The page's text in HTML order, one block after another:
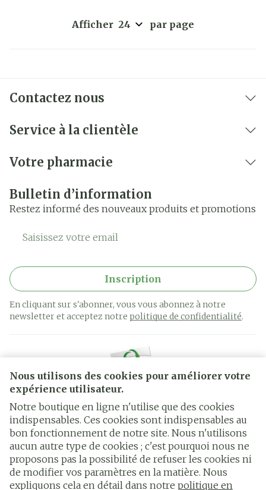
Nous utilisons des cookies pour améliorer votre
expérience utilisateur.
Notre boutique en ligne n'utilise que des cookies
indispensables. Ces cookies sont indispensables au
bon fonctionnement de notre site. Nous n'utilisons
aucun autre type de cookies ; c'est pourquoi nous ne
proposons pas la possibilité de refuser les cookies ni
de modifier vos paramètres en la matière. Nous
expliquons cela en détail dans notre politique en
Afficher par page
Contactez nous
Service à la clientèle
Votre pharmacie
Bulletin d’information
Restez informé des nouveaux produits et promotions
Adresse mail
Inscription
En cliquant sur s'abonner, vous vous abonnez à notre
newsletter et acceptez notre politique de confidentialité.
Liens légaux